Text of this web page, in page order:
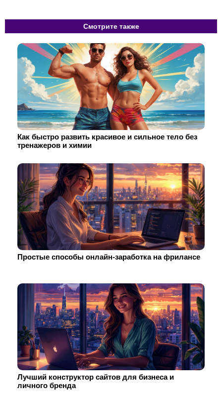
Смотрите также
Как быстро развить красивое и сильное тело без
тренажеров и химии
Простые способы онлайн-заработка на фрилансе
Лучший конструктор сайтов для бизнеса и
личного бренда